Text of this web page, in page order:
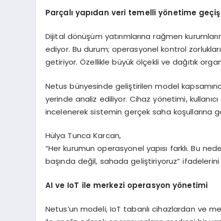
Parçalı yapıdan veri temelli yönetime geçiş
Dijital dönüşüm yatırımlarına rağmen
ediyor. Bu durum; operasyonel kontrol
getiriyor. Özellikle büyük ölçekli ve dağıtık
Netus bünyesinde geliştirilen model
yerinde analiz ediliyor. Cihaz yönetimi,
incelenerek sistemin gerçek saha koşullarına
Hülya Tunca Karcan,
“Her kurumun operasyonel yapısı farklı. Bu
başında değil, sahada geliştiriyoruz” ifadelerini
AI ve IoT ile merkezi operasyon yönetimi
Netus’un modeli, IoT tabanlı cihazlardan ve